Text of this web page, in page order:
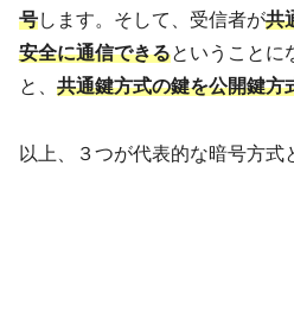
号します。そして、受信者が共
安全に通信できるということに
と、 共通鍵方式の鍵を公開鍵方
以上、３つが代表的な暗号方式